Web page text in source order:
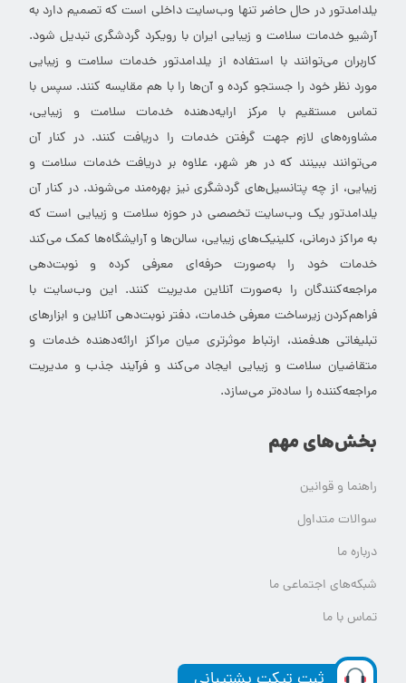
یلدامدتور در حال حاضر تنها وب‌سایت داخلی است که تصمیم دارد به
آرشیو خدمات سلامت و زیبایی ایران با رویکرد گردشگری تبدیل شود.
کاربران می‌توانند با استفاده از یلدامدتور خدمات سلامت و زیبایی
مورد نظر خود را جستجو کرده و آن‌ها را با هم مقایسه کنند. سپس با
تماس مستقیم با مرکز ارایه‌دهنده خدمات سلامت و زیبایی،
مشاوره‌های لازم جهت گرفتن خدمات را دریافت کنند. در کنار آن
می‌توانند ببینند که در هر شهر، علاوه بر دریافت خدمات سلامت و
زیبایی، از چه پتانسیل‌های گردشگری نیز بهره‌مند می‌شوند. در کنار آن
یلدامدتور یک وب‌سایت تخصصی در حوزه سلامت و زیبایی است که
به مراکز درمانی، کلینیک‌های زیبایی، سالن‌ها و آرایشگاه‌ها کمک می‌کند
خدمات خود را به‌صورت حرفه‌ای معرفی کرده و نوبت‌دهی
مراجعه‌کنندگان را به‌صورت آنلاین مدیریت کنند. این وب‌سایت با
فراهم‌کردن زیرساخت معرفی خدمات، دفتر نوبت‌دهی آنلاین و ابزارهای
تبلیغاتی هدفمند، ارتباط موثرتری میان مراکز ارائه‌دهنده خدمات و
متقاضیان سلامت و زیبایی ایجاد می‌کند و فرآیند جذب و مدیریت
مراجعه‌کننده را ساده‌تر می‌سازد.
بخش‌های مهم
راهنما و قوانین
سوالات متداول
درباره ما
شبکه‌های اجتماعی ما
تماس با ما